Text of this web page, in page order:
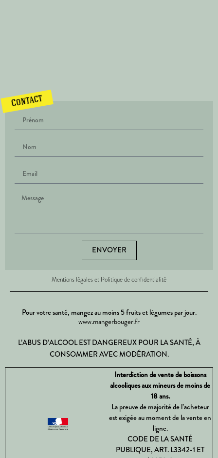
Contact
ENVOYER
Mentions légales et Politique de confidentialité
Pour votre santé, mangez au moins 5 fruits et légumes par jour.
www.mangerbouger.fr
L’ABUS D’ALCOOL EST DANGEREUX POUR LA SANTÉ, À
CONSOMMER AVEC MODÉRATION.
Interdiction de vente de boissons
alcooliques aux mineurs de moins de
18 ans.
La preuve de majorité de l’acheteur
est exigée au moment de la vente en
ligne.
CODE DE LA SANTÉ
PUBLIQUE, ART. L3342-1 ET